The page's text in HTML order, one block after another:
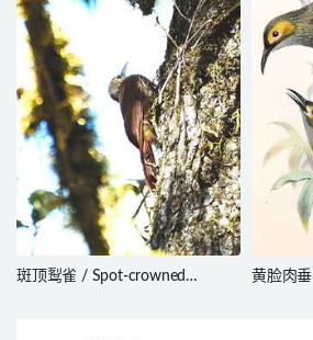
斑顶䴕雀 / Spot-crowned
黄脸肉